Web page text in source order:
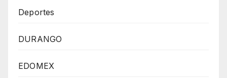
Deportes
DURANGO
EDOMEX